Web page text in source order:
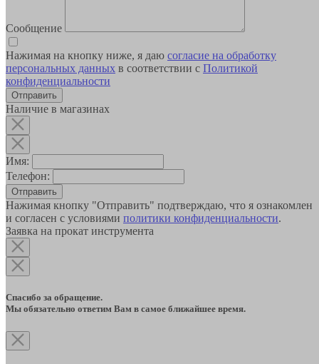
Сообщение
Нажимая на кнопку ниже, я даю согласие на обработку
персональных данных в соответствии с Политикой
конфиденциальности
Наличие в магазинах
Имя:
Телефон:
Отправить
Нажимая кнопку "Отправить" подтверждаю, что я ознакомлен
и согласен с условиями политики конфиденциальности.
Заявка на прокат инструмента
Спасибо за обращение.
Мы обязательно ответим Вам в самое ближайшее время.